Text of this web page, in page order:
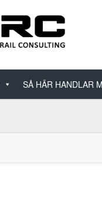
SÅ HÄR HANDLAR